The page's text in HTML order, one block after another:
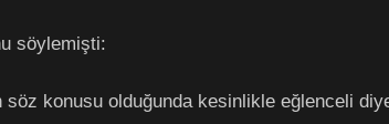
söylemişti:
söz konusu olduğunda kesinlikle eğlenceli